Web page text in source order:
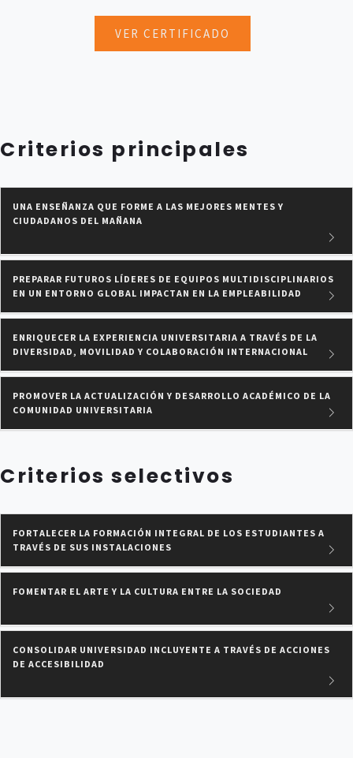
VER CERTIFICADO
Criterios principales
UNA ENSEÑANZA QUE FORME A LAS MEJORES MENTES Y
CIUDADANOS DEL MAÑANA
PREPARAR FUTUROS LÍDERES DE EQUIPOS MULTIDISCIPLINARIOS
EN UN ENTORNO GLOBAL IMPACTAN EN LA EMPLEABILIDAD
ENRIQUECER LA EXPERIENCIA UNIVERSITARIA A TRAVÉS DE LA
DIVERSIDAD, MOVILIDAD Y COLABORACIÓN INTERNACIONAL
PROMOVER LA ACTUALIZACIÓN Y DESARROLLO ACADÉMICO DE LA
COMUNIDAD UNIVERSITARIA
Criterios selectivos
FORTALECER LA FORMACIÓN INTEGRAL DE LOS ESTUDIANTES A
TRAVÉS DE SUS INSTALACIONES
FOMENTAR EL ARTE Y LA CULTURA ENTRE LA SOCIEDAD
CONSOLIDAR UNIVERSIDAD INCLUYENTE A TRAVÉS DE ACCIONES
DE ACCESIBILIDAD